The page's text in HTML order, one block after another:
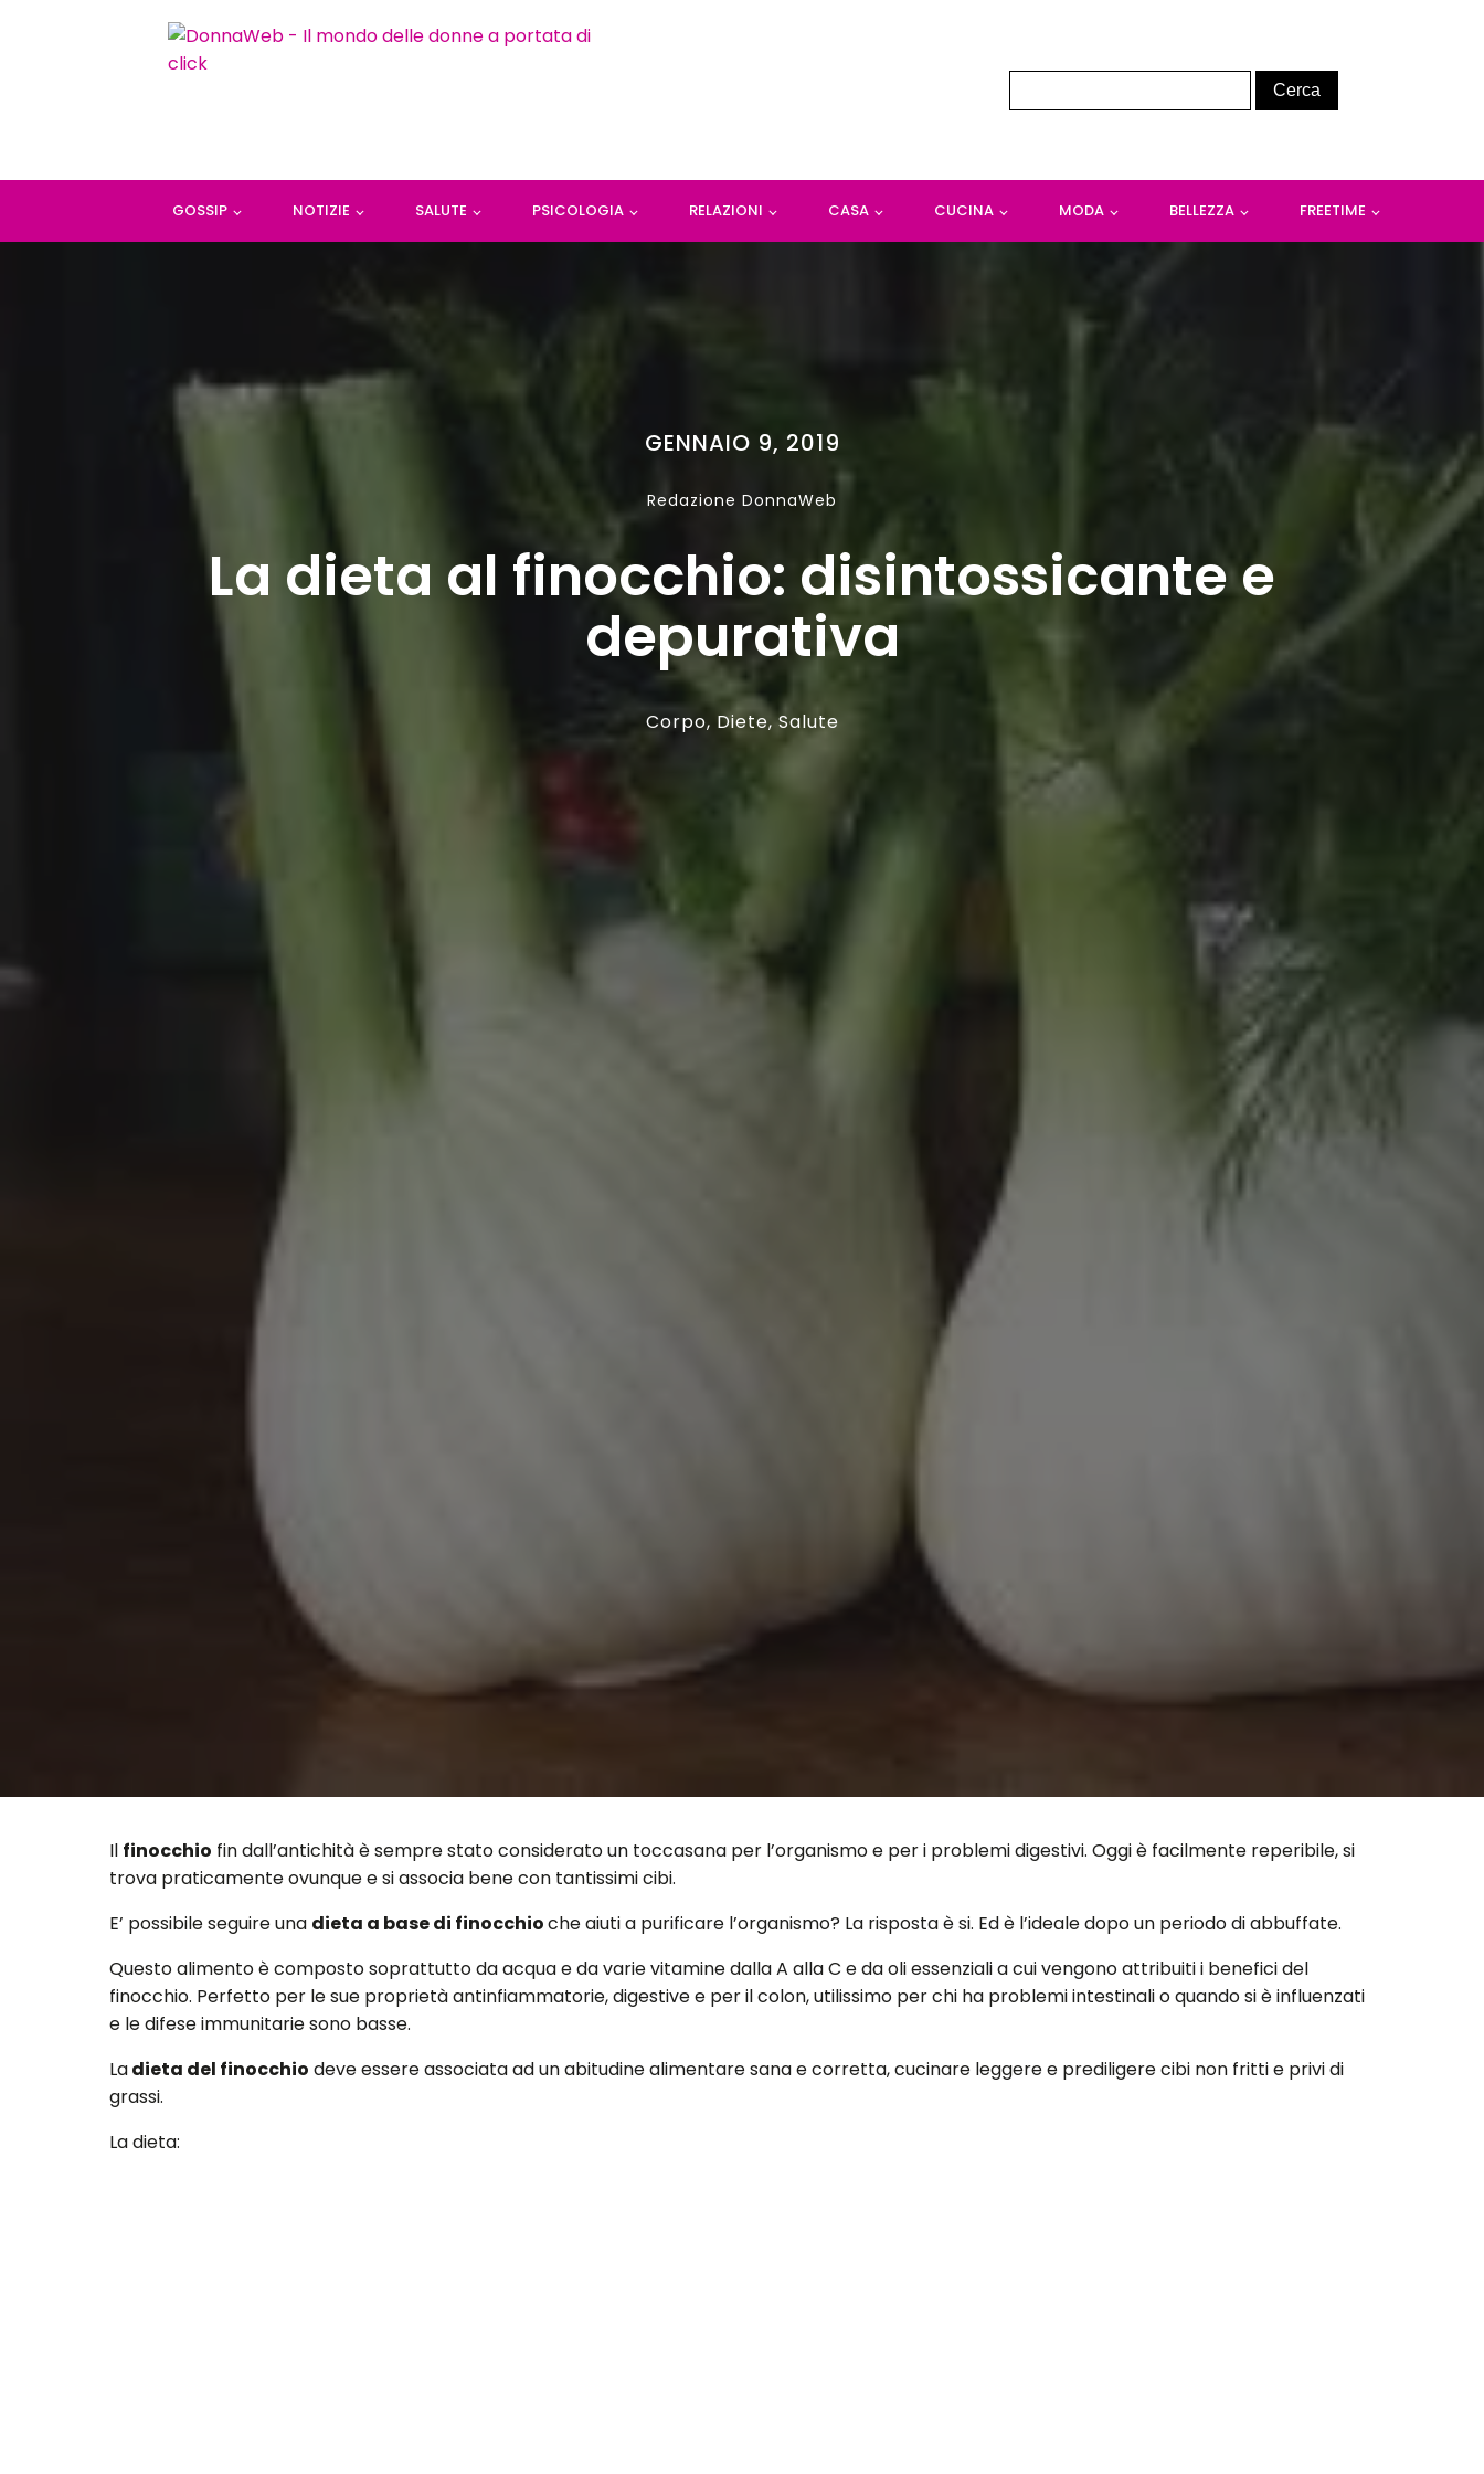
GOSSIP NOTIZIE SALUTE PSICOLOGIA RELAZIONI CASA CUCINA MODA BELLEZZA FREETIME
GENNAIO 9, 2019
Redazione DonnaWeb
La dieta al finocchio: disintossicante e
depurativa
Corpo, Diete,Salute
Il finocchio fin dall’antichità è sempre stato considerato un toccasana per l’organismo e per i problemi digestivi. Oggi è facilmente reperibile, si
trova praticamente ovunque e si associa bene con tantissimi cibi.
E’ possibile seguire una dieta a base di finocchioche aiuti a purificare l’organismo? La risposta è si. Ed è l’ideale dopo un periodo di abbuffate.
Questo alimento è composto soprattutto da acqua e da varie vitamine dalla A alla C e da oli essenziali a cui vengono attribuiti i benefici del
finocchio. Perfetto per le sue proprietà antinfiammatorie, digestive e per il colon, utilissimo per chi ha problemi intestinali o quando si è influenzati
e le difese immunitarie sono basse.
Ladieta del finocchio deve essere associata ad un abitudine alimentare sana e corretta, cucinare leggere e prediligere cibi non fritti e privi di
grassi.
La dieta: